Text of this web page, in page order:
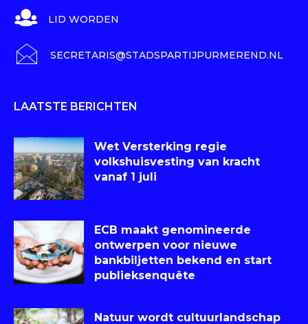
LID WORDEN
SECRETARIS@STADSPARTIJPURMEREND.NL
LAATSTE BERICHTEN
Wet Versterking regie
volkshuisvesting van kracht
vanaf 1 juli
ECB maakt genomineerde
ontwerpen voor nieuwe
bankbiljetten bekend en start
publieksenquête
Natuur wordt cultuurlandschap